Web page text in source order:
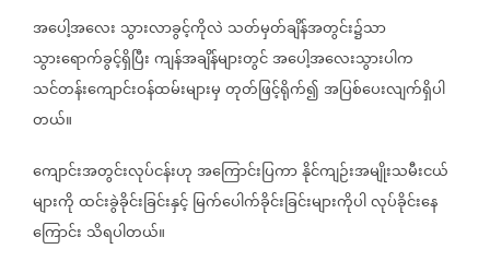
အပေါ့အလေး သွားလာခွင့်ကိုလဲ သတ်မှတ်ချိန်အတွင်း၌သာ
သွားရောက်ခွင့်ရှိပြီးကျန်အချိန်များတွင်အပေါ့အလေးသွားပါက
သင်တန်းကျောင်းဝန်ထမ်းများမှတုတ်ဖြင့်ရိုက်၍အပြစ်ပေးလျက်ရှိပါ
တယ်။
ကျောင်းအတွင်းလုပ်ငန်းဟုအကြောင်းပြကာနိုင်ကျဉ်းအမျိုးသမီးငယ်
များကိုထင်းခွဲခိုင်းခြင်းနှင့်မြက်ပေါက်ခိုင်းခြင်းများကိုပါလုပ်ခိုင်းနေ
ကြောင်း သိရပါတယ်။